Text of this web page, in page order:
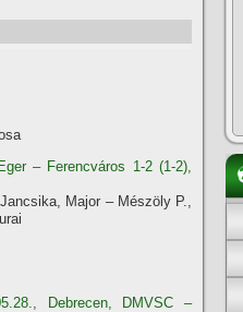
– Ferencváros 1-2 (1-2),
Major – Mészöly P.,
Debrecen, DMVSC –